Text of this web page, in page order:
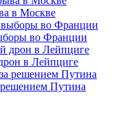
в Москве
во Франции
в Лейпциге
Путина